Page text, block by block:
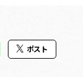
ポスト